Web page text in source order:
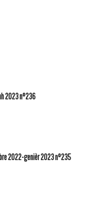
2023 n°236
2022-genièr 2023 n°235